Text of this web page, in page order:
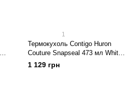
1
Термокухоль Contigo Huron
Couture Snapseal 473 мл White
Marble (2081948)
1 129 грн